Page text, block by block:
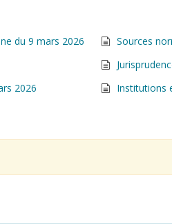
du 9 mars 2026
Sources
2026
Institutions